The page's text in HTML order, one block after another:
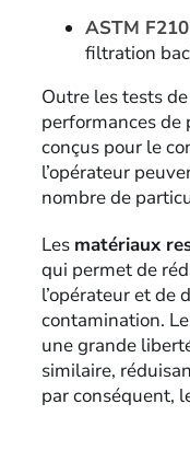
ASTM
filtration
Outre les tests
performances de
conçus pour le
l’opérateur
nombre de
Les matériaux
qui permet de
l’opérateur et de
contamination.
une grande
similaire,
par conséquent,